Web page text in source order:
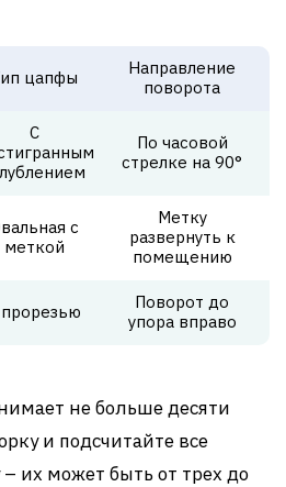
цапфы
Направление
поворота
С
По часовой
стрелке на 90°
с
меткой
Метку
развернуть к
помещению
Поворот до
упора вправо
не больше десяти
и подсчитайте все
их может быть от трех до